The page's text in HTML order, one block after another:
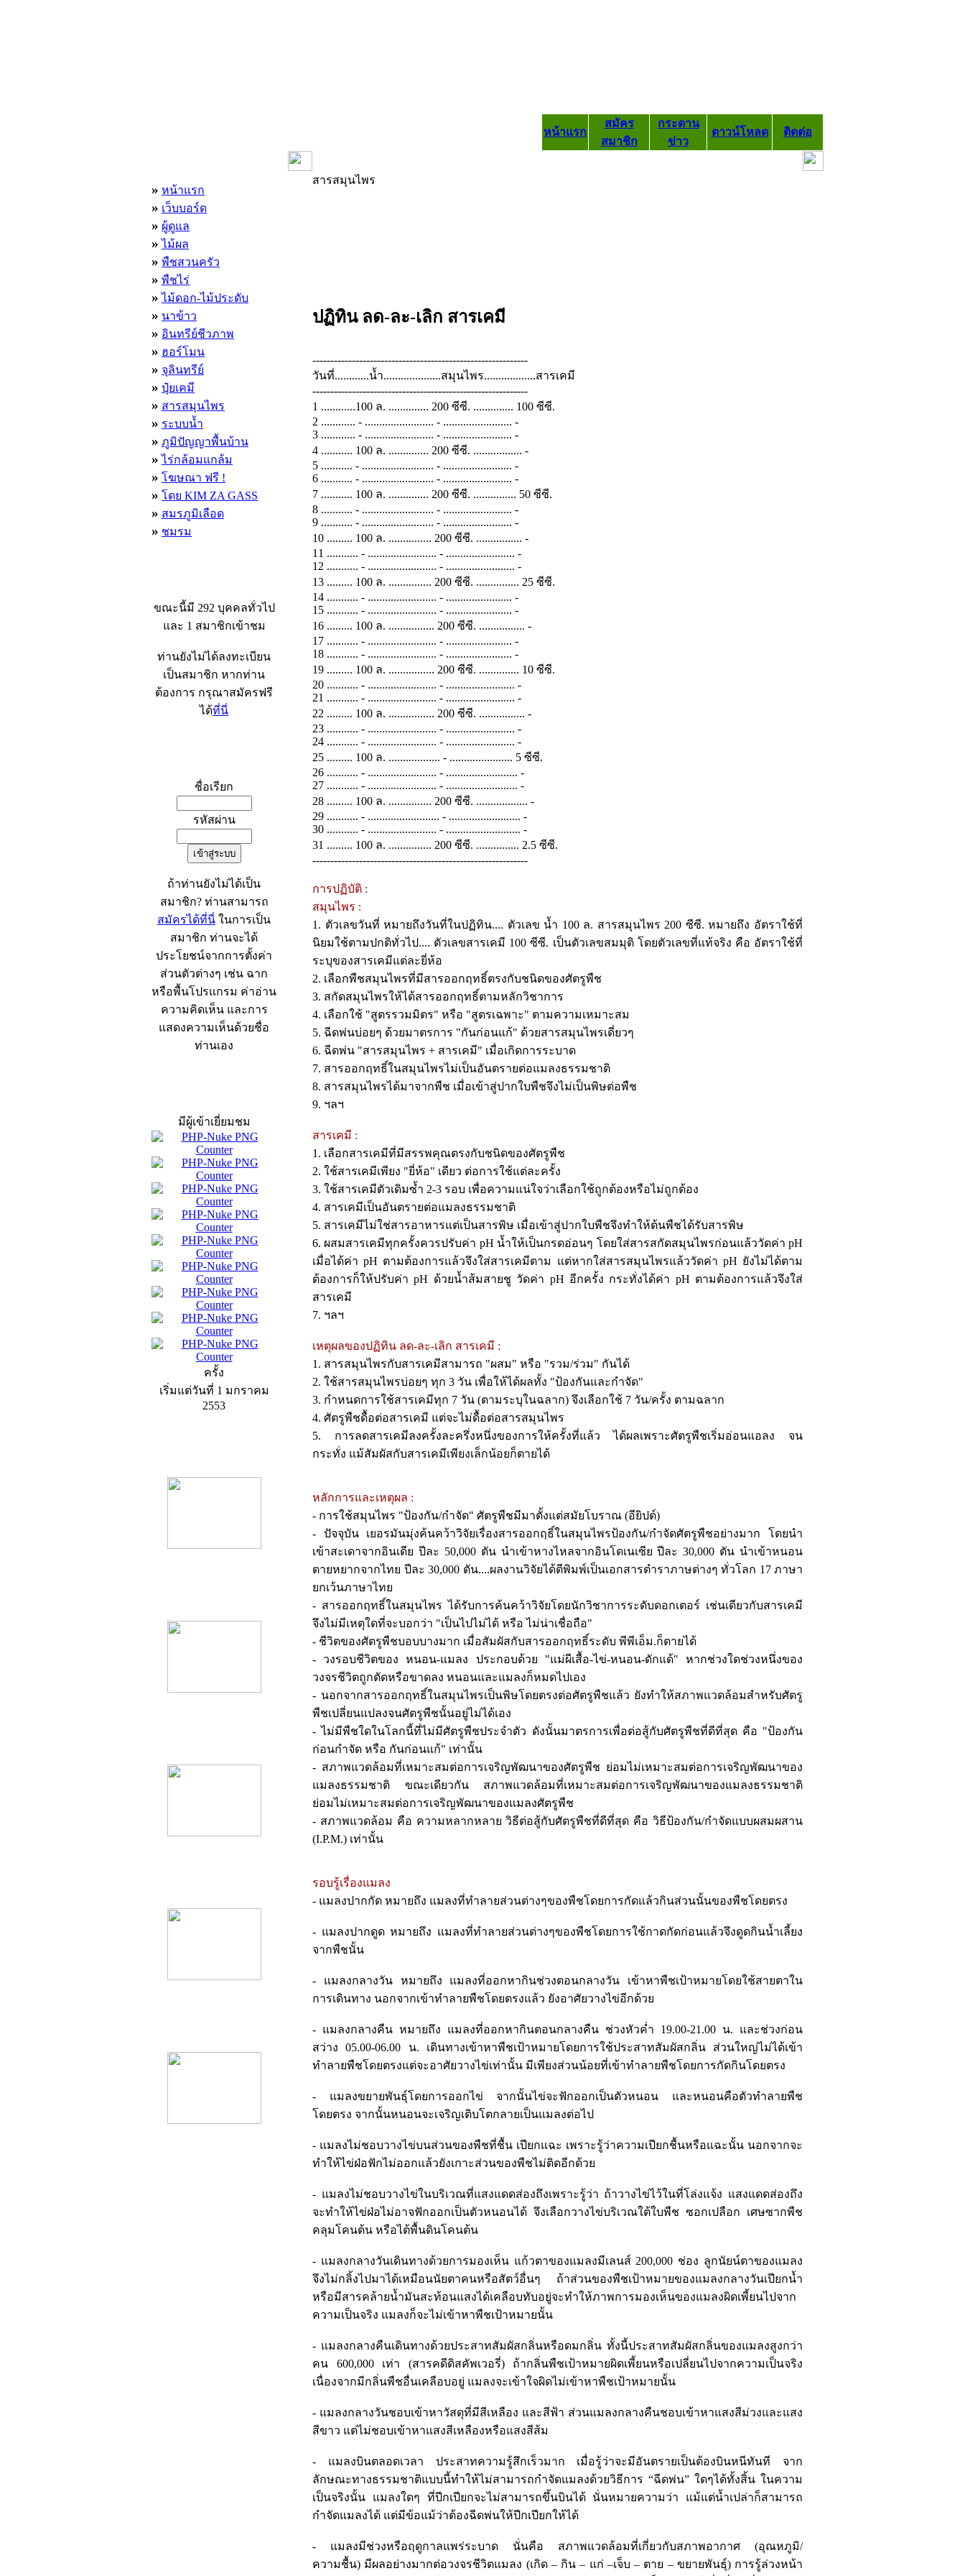
หน้าแรก
สมัคร
สมาชิก
กระดาน
ข่าว
ดาวน์โหลด ติดต่อ
» หน้าแรก
» เว็บบอร์ด
» ผู้ดูแล
» ไม้ผล
» พืชสวนครัว
» พืชไร่
» ไม้ดอก-ไม้ประดับ
» นาข้าว
» อินทรีย์ชีวภาพ
» ฮอร์โมน
» จุลินทรีย์
» ปุ๋ยเคมี
» สารสมุนไพร
» ระบบน้ำ
» ภูมิปัญญาพื้นบ้าน
» ไร่กล้อมแกล้ม
» โฆษณา ฟรี !
» โดย KIM ZA GASS
» สมรภูมิเลือด
» ชมรม
ขณะนี้มี 292 บุคคลทั่วไป
และ 1 สมาชิกเข้าชม
ท่านยังไม่ได้ลงทะเบียน
เป็นสมาชิก หากท่าน
ต้องการ กรุณาสมัครฟรี
ได้ที่นี่
ชื่อเรียก
รหัสผ่าน
ถ้าท่านยังไม่ได้เป็น
สมาชิก? ท่านสามารถ
สมัครได้ที่นี่ ในการเป็น
สมาชิก ท่านจะได้
ประโยชน์จากการตั้งค่า
ส่วนตัวต่างๆ เช่น ฉาก
หรือพื้นโปรแกรม ค่าอ่าน
ความคิดเห็น และการ
แสดงความเห็นด้วยชื่อ
ท่านเอง
มีผู้เข้าเยี่ยมชม
ครั้ง
เริ่มแต่วันที่ 1 มกราคม
2553
สารสมุนไพร
ปฏิทิน ลด-ละ-เลิก สารเคมี
------------------------------------------------------------
วันที่............น้ำ....................สมุนไพร..................สารเคมี
------------------------------------------------------------
1 ............100 ล. .............. 200 ซีซี. .............. 100 ซีซี.
2 ............ - ........................ - ........................ -
3 ............ - ........................ - ........................ -
4 ........... 100 ล. .............. 200 ซีซี. ................. -
5 ........... - ......................... - ........................ -
6 ........... - ......................... - ........................ -
7 ........... 100 ล. .............. 200 ซีซี. ............... 50 ซีซี.
8 ........... - ......................... - ........................ -
9 ........... - ......................... - ........................ -
10 ......... 100 ล. ............... 200 ซีซี. ................ -
11 ........... - ........................ - ........................ -
12 ........... - ........................ - ........................ -
13 ......... 100 ล. ............... 200 ซีซี. ............... 25 ซีซี.
14 ........... - ........................ - ....................... -
15 ........... - ........................ - ....................... -
16 ......... 100 ล. ................ 200 ซีซี. ................ -
17 ........... - ........................ - ....................... -
18 ........... - ........................ - ....................... -
19 ......... 100 ล. ................ 200 ซีซี. .............. 10 ซีซี.
20 ........... - ........................ - ........................ -
21 ........... - ........................ - ........................ -
22 ......... 100 ล. ................ 200 ซีซี. ................ -
23 ........... - ........................ - ........................ -
24 ........... - ........................ - ........................ -
25 ......... 100 ล. .................. - ...................... 5 ซีซี.
26 ........... - ........................ - ......................... -
27 ........... - ........................ - ......................... -
28 ......... 100 ล. ............... 200 ซีซี. .................. -
29 ........... - ......................... - ......................... -
30 ........... - ........................ - .......................... -
31 ......... 100 ล. ............... 200 ซีซี. ............... 2.5 ซีซี.
------------------------------------------------------------
การปฏิบัติ :
สมุนไพร :
1. ตัวเลขวันที่ หมายถึงวันที่ในปฏิทิน.... ตัวเลข น้ำ 100 ล. สารสมุนไพร 200 ซีซี. หมายถึง อัตราใช้ที่
นิยมใช้ตามปกติทั่วไป.... ตัวเลขสารเคมี 100 ซีซี. เป็นตัวเลขสมมุติ โดยตัวเลขที่แท้จริง คือ อัตราใช้ที่
ระบุของสารเคมีแต่ละยี่ห้อ
2. เลือกพืชสมุนไพรที่มีสารออกฤทธิ์ตรงกับชนิดของศัตรูพืช
3. สกัดสมุนไพรให้ได้สารออกฤทธิ์ตามหลักวิชาการ
4. เลือกใช้ "สูตรรวมมิตร" หรือ "สูตรเฉพาะ" ตามความเหมาะสม
5. ฉีดพ่นบ่อยๆ ด้วยมาตรการ "กันก่อนแก้" ด้วยสารสมุนไพรเดี่ยวๆ
6. ฉีดพ่น "สารสมุนไพร + สารเคมี" เมื่อเกิดการระบาด
7. สารออกฤทธิ์ในสมุนไพรไม่เป็นอันตรายต่อแมลงธรรมชาติ
8. สารสมุนไพรได้มาจากพืช เมื่อเข้าสู่ปากใบพืชจึงไม่เป็นพิษต่อพืช
9. ฯลฯ
สารเคมี :
1. เลือกสารเคมีที่มีสรรพคุณตรงกับชนิดของศัตรูพืช
2. ใช้สารเคมีเพียง "ยี่ห้อ" เดียว ต่อการใช้แต่ละครั้ง
3. ใช้สารเคมีตัวเดิมซ้ำ 2-3 รอบ เพื่อความแน่ใจว่าเลือกใช้ถูกต้องหรือไม่ถูกต้อง
4. สารเคมีเป็นอันตรายต่อแมลงธรรมชาติ
5. สารเคมีไม่ใช่สารอาหารแต่เป็นสารพิษ เมื่อเข้าสู่ปากใบพืชจึงทำให้ต้นพืชได้รับสารพิษ
6. ผสมสารเคมีทุกครั้งควรปรับค่า pH น้ำให้เป็นกรดอ่อนๆ โดยใส่สารสกัดสมุนไพรก่อนแล้ววัดค่า pH
เมื่อได้ค่า pH ตามต้องการแล้วจึงใส่สารเคมีตาม แต่หากใส่สารสมุนไพรแล้ววัดค่า pH ยังไม่ได้ตาม
ต้องการก็ให้ปรับค่า pH ด้วยน้ำส้มสายชู วัดค่า pH อีกครั้ง กระทั่งได้ค่า pH ตามต้องการแล้วจึงใส่
สารเคมี
7. ฯลฯ
เหตุผลของปฏิทิน ลด-ละ-เลิก สารเคมี :
1. สารสมุนไพรกับสารเคมีสามารถ "ผสม" หรือ "รวม/ร่วม" กันได้
2. ใช้สารสมุนไพรบ่อยๆ ทุก 3 วัน เพื่อให้ได้ผลทั้ง "ป้องกันและกำจัด"
3. กำหนดการใช้สารเคมีทุก 7 วัน (ตามระบุในฉลาก) จึงเลือกใช้ 7 วัน/ครั้ง ตามฉลาก
4. ศัตรูพืชดื้อต่อสารเคมี แต่จะไม่ดื้อต่อสารสมุนไพร
5. การลดสารเคมีลงครั้งละครึ่งหนึ่งของการให้ครั้งที่แล้ว ได้ผลเพราะศัตรูพืชเริ่มอ่อนแอลง จน
กระทั่ง แม้สัมผัสกับสารเคมีเพียงเล็กน้อยก็ตายได้
หลักการและเหตุผล :
- การใช้สมุนไพร "ป้องกัน/กำจัด" ศัตรูพืชมีมาตั้งแต่สมัยโบราณ (อียิปต์)
- ปัจจุบัน เยอรมันมุ่งค้นคว้าวิจัยเรื่องสารออกฤธิ์ในสมุนไพรป้องกัน/กำจัดศัตรูพืชอย่างมาก โดยนำ
เข้าสะเดาจากอินเดีย ปีละ 50,000 ตัน นำเข้าหางไหลจากอินโดเนเซีย ปีละ 30,000 ตัน นำเข้าหนอน
ตายหยากจากไทย ปีละ 30,000 ตัน....ผลงานวิจัยได้ตีพิมพ์เป็นเอกสารตำราภาษต่างๆ ทั่วโลก 17 ภาษา
ยกเว้นภาษาไทย
- สารออกฤทธิ์ในสมุนไพร ได้รับการค้นคว้าวิจัยโดยนักวิชาการระดับดอกเตอร์ เช่นเดียวกับสารเคมี
จึงไม่มีเหตุใดที่จะบอกว่า "เป็นไปไม่ได้ หรือ ไม่น่าเชื่อถือ"
- ชีวิตของศัตรูพืชบอบบางมาก เมื่อสัมผัสกับสารออกฤทธิ์ระดับ พีพีเอ็ม.ก็ตายได้
- วงรอบชีวิตของ หนอน-แมลง ประกอบด้วย "แม่ผีเสื้อ-ไข่-หนอน-ดักแด้" หากช่วงใดช่วงหนึ่งของ
วงจรชีวิตถูกตัดหรือขาดลง หนอนและแมลงก็หมดไปเอง
- นอกจากสารออกฤทธิ์ในสมุนไพรเป็นพิษโดยตรงต่อศัตรูพืชแล้ว ยังทำให้สภาพแวดล้อมสำหรับศัตรู
พืชเปลี่ยนแปลงจนศัตรูพืชนั้นอยู่ไม่ได้เอง
- ไม่มีพืชใดในโลกนี้ที่ไม่มีศัตรูพืชประจำตัว ดังนั้นมาตรการเพื่อต่อสู้กับศัตรูพืชที่ดีที่สุด คือ "ป้องกัน
ก่อนกำจัด หรือ กันก่อนแก้" เท่านั้น
- สภาพแวดล้อมที่เหมาะสมต่อการเจริญพัฒนาของศัตรูพืช ย่อมไม่เหมาะสมต่อการเจริญพัฒนาของ
แมลงธรรมชาติ ขณะเดียวกัน สภาพแวดล้อมที่เหมาะสมต่อการเจริญพัฒนาของแมลงธรรมชาติ
ย่อมไม่เหมาะสมต่อการเจริญพัฒนาของแมลงศัตรูพืช
- สภาพแวดล้อม คือ ความหลากหลาย วิธีต่อสู้กับศัตรูพืชที่ดีที่สุด คือ วิธีป้องกัน/กำจัดแบบผสมผสาน
(I.P.M.) เท่านั้น
รอบรู้เรื่องแมลง
- แมลงปากกัด หมายถึง แมลงที่ทำลายส่วนต่างๆของพืชโดยการกัดแล้วกินส่วนนั้นของพืชโดยตรง
- แมลงปากดูด หมายถึง แมลงที่ทำลายส่วนต่างๆของพืชโดยการใช้กาดกัดก่อนแล้วจึงดูดกินน้ำเลี้ยง
จากพืชนั้น
- แมลงกลางวัน หมายถึง แมลงที่ออกหากินช่วงตอนกลางวัน เข้าหาพืชเป้าหมายโดยใช้สายตาใน
การเดินทาง นอกจากเข้าทำลายพืชโดยตรงแล้ว ยังอาศัยวางไข่อีกด้วย
- แมลงกลางคืน หมายถึง แมลงที่ออกหากินตอนกลางคืน ช่วงหัวค่ำ 19.00-21.00 น. และช่วงก่อน
สว่าง 05.00-06.00 น. เดินทางเข้าหาพืชเป้าหมายโดยการใช้ประสาทสัมผัสกลิ่น ส่วนใหญ่ไม่ได้เข้า
ทำลายพืชโดยตรงแต่จะอาศัยวางไข่เท่านั้น มีเพียงส่วนน้อยที่เข้าทำลายพืชโดยการกัดกินโดยตรง
- แมลงขยายพันธุ์โดยการออกไข่ จากนั้นไข่จะฟักออกเป็นตัวหนอน และหนอนคือตัวทำลายพืช
โดยตรง จากนั้นหนอนจะเจริญเติบโตกลายเป็นแมลงต่อไป
- แมลงไม่ชอบวางไข่บนส่วนของพืชที่ชื้น เปียกแฉะ เพราะรู้ว่าความเปียกชื้นหรือแฉะนั้น นอกจากจะ
ทำให้ไข่ฝ่อฟักไม่ออกแล้วยังเกาะส่วนของพืชไม่ติดอีกด้วย
- แมลงไม่ชอบวางไข่ในบริเวณที่แสงแดดส่องถึงเพราะรู้ว่า ถ้าวางไข่ไว้ในที่โล่งแจ้ง แสงแดดส่องถึง
จะทำให้ไข่ฝ่อไม่อาจฟักออกเป็นตัวหนอนได้ จึงเลือกวางไข่บริเวณใต้ใบพืช ซอกเปลือก เศษซากพืช
คลุมโคนต้น หรือไต้พื้นดินโคนต้น
- แมลงกลางวันเดินทางด้วยการมองเห็น แก้วตาของแมลงมีเลนส์ 200,000 ช่อง ลูกนัยน์ตาของแมลง
จึงไม่กลิ้งไปมาได้เหมือนนัยตาคนหรือสัตว์อื่นๆ ถ้าส่วนของพืชเป้าหมายของแมลงกลางวันเปียกน้ำ
หรือมีสารคล้ายน้ำมันสะท้อนแสงได้เคลือบทับอยู่จะทำให้ภาพการมองเห็นของแมลงผิดเพี้ยนไปจาก
ความเป็นจริง แมลงก็จะไม่เข้าหาพืชเป้าหมายนั้น
- แมลงกลางคืนเดินทางด้วยประสาทสัมผัสกลิ่นหรือดมกลิ่น ทั้งนี้ประสาทสัมผัสกลิ่นของแมลงสูงกว่า
คน 600,000 เท่า (สารคดีดิสคัพเวอรี่) ถ้ากลิ่นพืชเป้าหมายผิดเพี้ยนหรือเปลี่ยนไปจากความเป็นจริง
เนื่องจากมีกลิ่นพืชอื่นเคลือบอยู่ แมลงจะเข้าใจผิดไม่เข้าหาพืชเป้าหมายนั้น
- แมลงกลางวันชอบเข้าหาวัสดุที่มีสีเหลือง และสีฟ้า ส่วนแมลงกลางคืนชอบเข้าหาแสงสีม่วงและแสง
สีขาว แต่ไม่ชอบเข้าหาแสงสีเหลืองหรือแสงสีส้ม
- แมลงบินตลอดเวลา ประสาทความรู้สึกเร็วมาก เมื่อรู้ว่าจะมีอันตรายเป็นต้องบินหนีทันที จาก
ลักษณะทางธรรมชาติแบบนี้ทำให้ไม่สามารถกำจัดแมลงด้วยวิธีการ “ฉีดพ่น” ใดๆได้ทั้งสิ้น ในความ
เป็นจริงนั้น แมลงใดๆ ที่ปีกเปียกจะไม่สามารถขึ้นบินได้ นั่นหมายความว่า แม้แต่น้ำเปล่าก็สามารถ
กำจัดแมลงได้ แต่มีข้อแม้ว่าต้องฉีดพ่นให้ปีกเปียกให้ได้
- แมลงมีช่วงหรือฤดูกาลแพร่ระบาด นั่นคือ สภาพแวดล้อมที่เกี่ยวกับสภาพอากาศ (อุณหภูมิ/
ความชื้น) มีผลอย่างมากต่อวงจรชีวิตแมลง (เกิด – กิน – แก่ –เจ็บ – ตาย – ขยายพันธุ์) การรู้ล่วงหน้า